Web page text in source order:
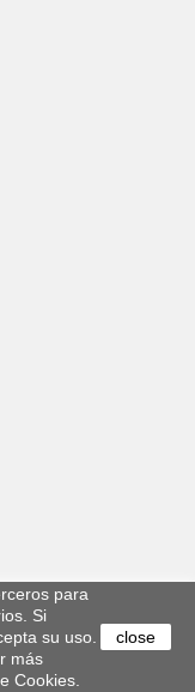
para
Si
su uso.
más
Cookies.
close